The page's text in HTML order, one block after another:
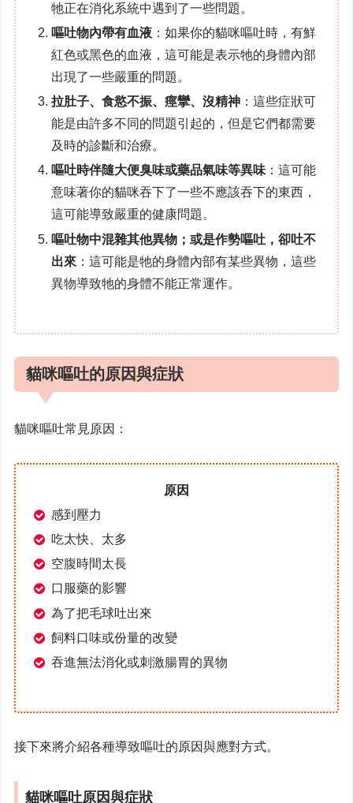
牠正在消化系統中遇到了一些問題。
嘔吐物內帶有血液 ：如果你的貓咪嘔吐時，有鮮
紅色或黑色的血液，這可能是表示牠的身體內部
出現了一些嚴重的問題。
拉肚子、食慾不振、痙攣、沒精神 ：這些症狀可
能是由許多不同的問題引起的，但是它們都需要
及時的診斷和治療。
嘔吐時伴隨大便臭味或藥品氣味等異味 ：這可能
意味著你的貓咪吞下了一些不應該吞下的東西，
這可能導致嚴重的健康問題。
嘔吐物中混雜其他異物；或是作勢嘔吐，卻吐不
出來 ：這可能是牠的身體內部有某些異物，這些
異物導致牠的身體不能正常運作。
貓咪嘔吐的原因與症狀
貓咪嘔吐常見原因：
原因
感到壓力
吃太快、太多
空腹時間太長
口服藥的影響
為了把毛球吐出來
飼料口味或份量的改變
吞進無法消化或刺激腸胃的異物
接下來將介紹各種導致嘔吐的原因與應對方式。
貓咪嘔吐原因與症狀